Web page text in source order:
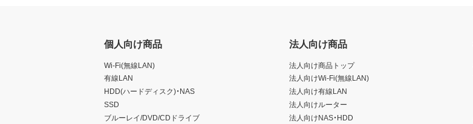
個人向け商品
Wi-Fi(無線LAN)
有線LAN
HDD(ハードディスク)・NAS
SSD
ブルーレイ/DVD/CDドライブ
法人向け商品
法人向け商品トップ
法人向けWi-Fi(無線LAN)
法人向け有線LAN
法人向けルーター
法人向けNAS・HDD